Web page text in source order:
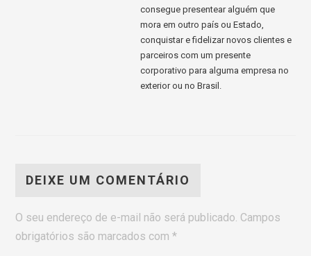
consegue presentear alguém que
mora em outro país ou Estado,
conquistar e fidelizar novos clientes e
parceiros com um presente
corporativo para alguma empresa no
exterior ou no Brasil.
DEIXE UM COMENTÁRIO
O seu endereço de e-mail não será publicado. Campos
obrigatórios são marcados com*